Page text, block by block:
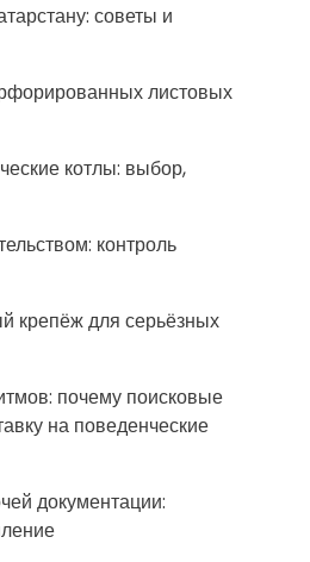
советы и
листовых
котлы: выбор,
контроль
крепёж для серьёзных
почему поисковые
на поведенческие
документации: